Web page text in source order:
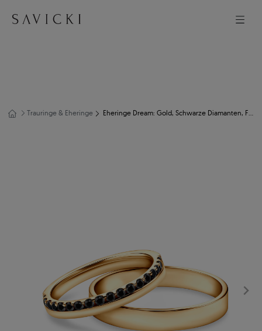
Trauringe & Eheringe Eheringe Dream: Gold, Schwarze Diamanten, Flach, 3 mm